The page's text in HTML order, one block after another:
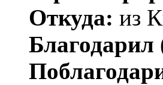
Откуда: из
Благодарил